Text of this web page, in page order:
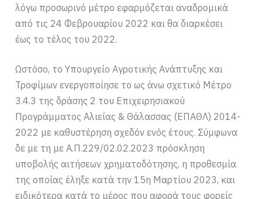
λόγω προσωρινό μέτρο εφαρμόζεται αναδρομικά
από τις 24 Φεβρουαρίου 2022 και θα διαρκέσει
έως το τέλος του 2022.
Ωστόσο, το Υπουργείο Αγροτικής Ανάπτυξης και
Τροφίμων ενεργοποίησε το ως άνω σχετικό Μέτρο
3.4.3 της δράσης 2 του Επιχειρησιακού
Προγράμματος Αλιείας & Θάλασσας (ΕΠΑΘΛ) 2014-
2022 με καθυστέρηση σχεδόν ενός έτους. Σύμφωνα
δε με τη με Α.Π.229/02.02.2023 πρόσκληση
υποβολής αιτήσεων χρηματοδότησης, η προθεσμία
της οποίας έληξε κατά την 15η Μαρτίου 2023, και
ειδικότερα κατά το μέρος που αφορά τους φορείς